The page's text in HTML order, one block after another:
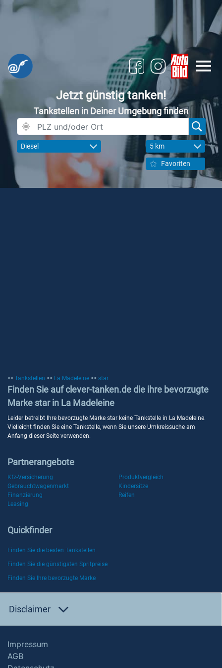
Jetzt günstig tanken!
Tankstellen in Deiner Umgebung finden
Diesel 5 km
Favoriten
>> Tankstellen >> La Madeleine >> star
Finden Sie auf clever-tanken.de die ihre bevorzugte
Marke star in La Madeleine
Leider betreibt Ihre bevorzugte Marke star keine Tankstelle in La Madeleine.
Vielleicht finden Sie eine Tankstelle, wenn Sie unsere Umkreissuche am
Anfang dieser Seite verwenden.
Partnerangebote
Kfz-Versicherung
Produktvergleich
Gebrauchtwagenmarkt
Kindersitze
Finanzierung
Reifen
Leasing
Quickfinder
Finden Sie die besten Tankstellen
Finden Sie die günstigsten Spritpreise
Finden Sie Ihre bevorzugte Marke
Disclaimer
Impressum
AGB